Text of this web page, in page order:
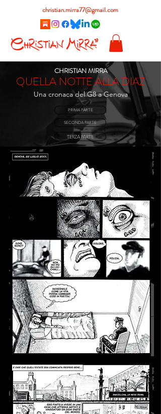
christian.mirra77@gmail.com
CHRISTIAN MIRRA
QUELLA NOTTE ALLA DIAZ
Una cronaca del G8 a Genova
PRIMA PARTE
SECONDA PARTE
TERZA PARTE